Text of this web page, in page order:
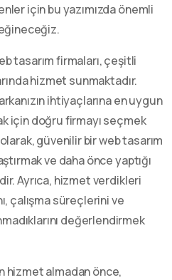
için bu yazımızda önemli
tasarım firmaları, çeşitli
hizmet sunmaktadır.
ihtiyaçlarına en uygun
için doğru firmayı seçmek
güvenilir bir web tasarım
ve daha önce yaptığı
Ayrıca, hizmet verdikleri
çalışma süreçlerini ve
değerlendirmek
hizmet almadan önce,